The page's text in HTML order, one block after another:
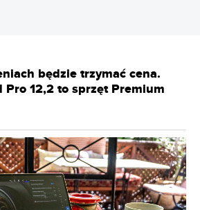
będzie trzymać cena.
Pro 12,2 to sprzęt Premium